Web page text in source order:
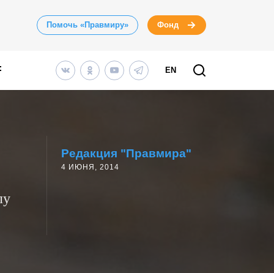
Помочь «Правмиру» Фонд
EN
Редакция "Правмира"
4 ИЮНЯ, 2014